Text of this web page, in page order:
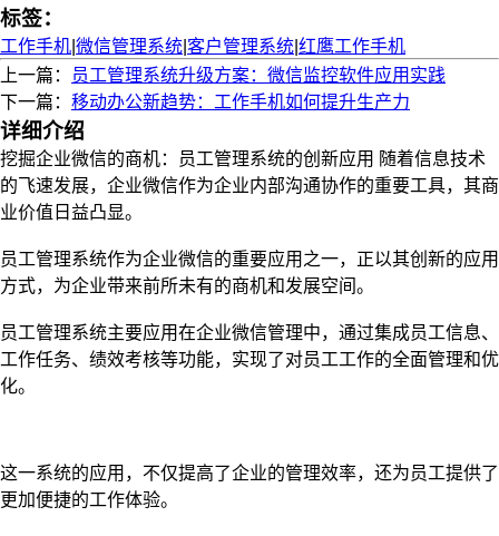
标签：
工作手机 微信管理系统 客户管理系统 红鹰工作手机
上一篇：
员工管理系统升级方案：微信监控软件应用实践
下一篇： 移动办公新趋势：工作手机如何提升生产力
详细介绍
挖掘企业微信的商机：员工管理系统的创新应用 随着信息技术
的飞速发展，企业微信作为企业内部沟通协作的重要工具，其商
业价值日益凸显。
员工管理系统作为企业微信的重要应用之一，正以其创新的应用
方式，为企业带来前所未有的商机和发展空间。
员工管理系统主要应用在企业微信管理中，通过集成员工信息、
工作任务、绩效考核等功能，实现了对员工工作的全面管理和优
化。
这一系统的应用，不仅提高了企业的管理效率，还为员工提供了
更加便捷的工作体验。